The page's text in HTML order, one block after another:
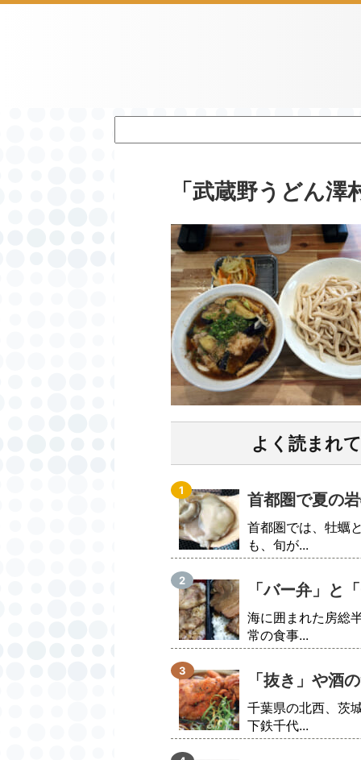
「武蔵野うどん
よく読まれ
首都圏で夏の
首都圏では、牡蠣
も、旬が...
「バー弁」と
海に囲まれた房総
常の食事...
「抜き」や酒
千葉県の北西、茨
下鉄千代...